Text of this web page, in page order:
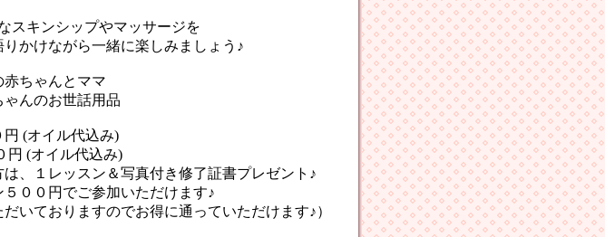
ンシップやマッサージを
がら一緒に楽しみましょう♪
ちゃんとママ
んのお世話用品
(オイル代込み)
ル代込み)
ッスン＆写真付き修了証書プレゼント♪
００円でご参加いただけます♪
いておりますのでお得に通っていただけます♪）